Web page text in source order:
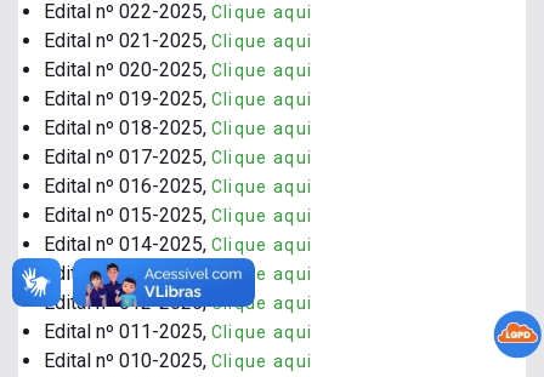
Edital nº 022-2025, Clique aqui
Edital nº 021-2025, Clique aqui
Edital nº 020-2025, Clique aqui
Edital nº 019-2025, Clique aqui
Edital nº 018-2025, Clique aqui
Edital nº 017-2025, Clique aqui
Edital nº 016-2025, Clique aqui
Edital nº 015-2025, Clique aqui
Edital nº 014-2025, Clique aqui
Edital nº 013-2025,Clique aqui
Edital nº 012-2025,Clique aqui
Edital nº 011-2025, Clique aqui
Edital nº 010-2025, Clique aqui